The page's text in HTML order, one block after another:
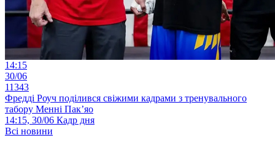
14:15
30/06
11343
Фредді Роуч поділився свіжими кадрами з тренувального
табору Менні Пак’яо
14:15, 30/06 Кадр дня
Всі новини